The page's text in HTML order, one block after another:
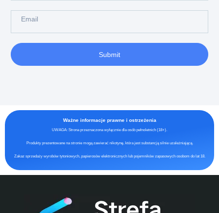
Submit
Ważne informacje prawne i ostrzeżenia
UWAGA: Strona przeznaczona wyłącznie dla osób pełnoletnich (18+).
Produkty prezentowane na stronie mogą zawierać nikotynę, która jest substancją silnie uzależniającą.
Zakaz sprzedaży wyrobów tytoniowych, papierosów elektronicznych lub pojemników zapasowych osobom do lat 18.